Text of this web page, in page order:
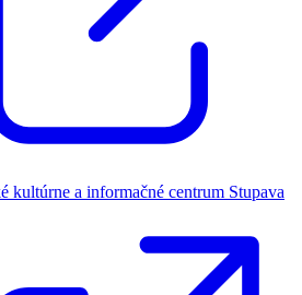
kultúrne a informačné centrum Stupava